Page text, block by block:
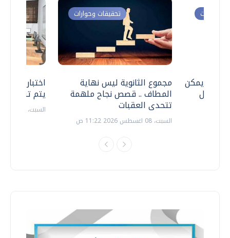
اختبارات
يتم
السبت، 18 يوليو 2026 09:22 ص
تحقيقات وحوارات
مجموع الثانوية ليس نهاية
المطاف .. قصص نجاح ملهمة
تتحدى العقبات
السبت، 08 اغسطس 2026 11:22 ص
وحوارات
.. هل يمكن
نتعامل